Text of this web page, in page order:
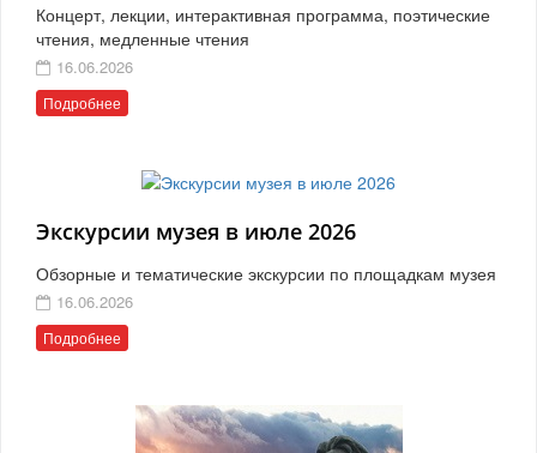
Концерт, лекции, интерактивная программа, поэтические
чтения, медленные чтения
16.06.2026
Подробнее
Экскурсии музея в июле 2026
Обзорные и тематические экскурсии по площадкам музея
16.06.2026
Подробнее